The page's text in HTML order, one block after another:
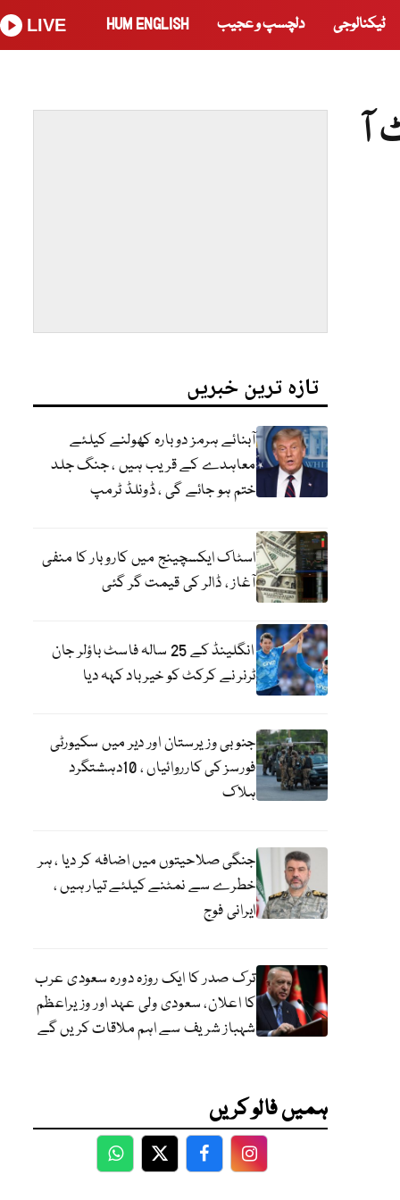
ٹیکنالوجی دلچسپ و عجیب HUM ENGLISH
LIVE
آ
تازہ ترین خبریں
آبنائے ہرمز دوبارہ کھولنے کیلئے
معاہدے کے قریب ہیں ، جنگ جلد
ختم ہو جائے گی ، ڈونلڈ ٹرمپ
اسٹاک ایکسچینج میں کاروبار کا منفی
آغاز ، ڈالر کی قیمت گر گئی
انگلینڈ کے 25 سالہ فاسٹ باؤلر جان
ٹرنر نے کرکٹ کو خیر باد کہہ دیا
جنوبی وزیرستان اور دیر میں سکیورٹی
فورسز کی کارروائیاں ، 10دہشتگرد
ہلاک
جنگی صلاحیتوں میں اضافہ کر دیا ، ہر
خطرے سے نمٹنے کیلئے تیار ہیں ،
ایرانی فوج
ترک صدر کا ایک روزہ دورہ سعودی عرب
کا اعلان، سعودی ولی عہد اور وزیراعظم
شہباز شریف سے اہم ملاقات کریں گے
ہمیں فالو کریں
WhatsApp
TwitterFacebookFacebook